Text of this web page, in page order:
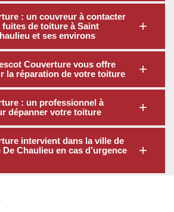
: un couvreur à contacter
de toiture à Saint
et ses environs
Couverture vous offre
la réparation de votre toiture
: un professionnel à
dépanner votre toiture
intervient dans la ville de
Chaulieu en cas d’urgence